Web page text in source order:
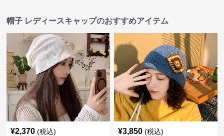
帽子 レディースキャップのおすすめアイテム
¥2,370 (税込) ¥3,850 (税込)